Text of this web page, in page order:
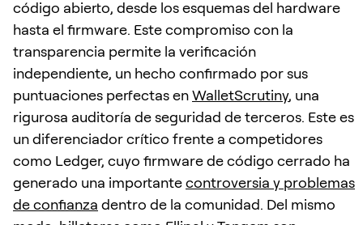
código abierto, desde los esquemas del hardware
hasta el firmware. Este compromiso con la
transparencia permite la verificación
independiente, un hecho confirmado por sus
puntuaciones perfectas enWalletScrutiny, una
rigurosa auditoría de seguridad de terceros. Este es
un diferenciador crítico frente a competidores
como Ledger, cuyo firmware de código cerrado ha
generado una importantecontroversia y problemas
de confianza dentro de la comunidad. Del mismo